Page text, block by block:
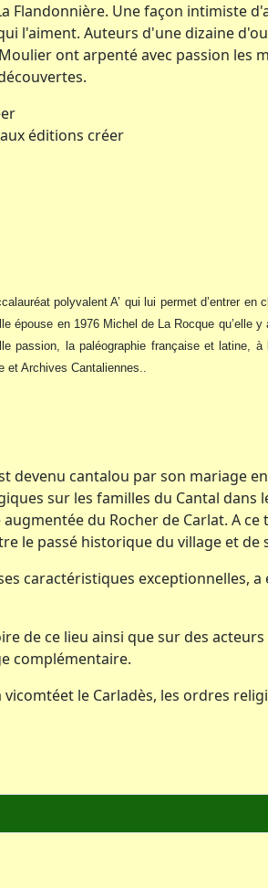
Flandonnière. Une façon intimiste
l'aiment. Auteurs d'une dizaine
ont arpenté avec passion les
éditions créer
polyvalent A’ qui lui permet d’entrer
épouse en 1976 Michel de La Rocque
passion, la paléographie française et latine,
et Archives Cantaliennes..
cantalou par son mariage
sur les familles du Cantal dans
du Rocher de Carlat. A
le passé historique du village et de
caractéristiques exceptionnelles,
de ce lieu ainsi que sur des
complémentaire.
le Carladès, les ordres